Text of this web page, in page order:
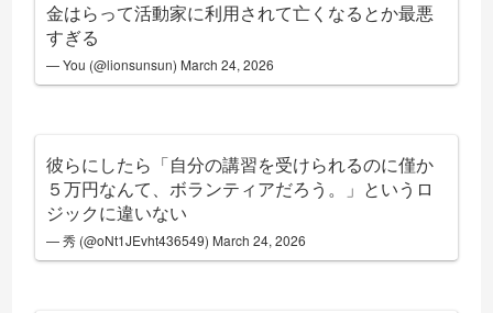
金はらって活動家に利用されて亡くなるとか最悪
すぎる
— You (@lionsunsun) March 24, 2026
彼らにしたら「自分の講習を受けられるのに僅か
５万円なんて、ボランティアだろう。」というロ
ジックに違いない
— 秀 (@oNt1JEvht436549) March 24, 2026